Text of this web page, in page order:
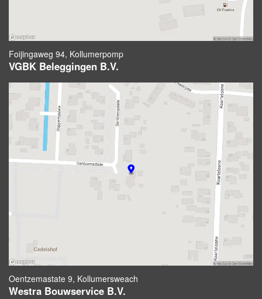
Foijingaweg 94, Kollumerpomp
VGBK Beleggingen B.V.
Oentzemastate 9, Kollumersweach
Westra Bouwservice B.V.